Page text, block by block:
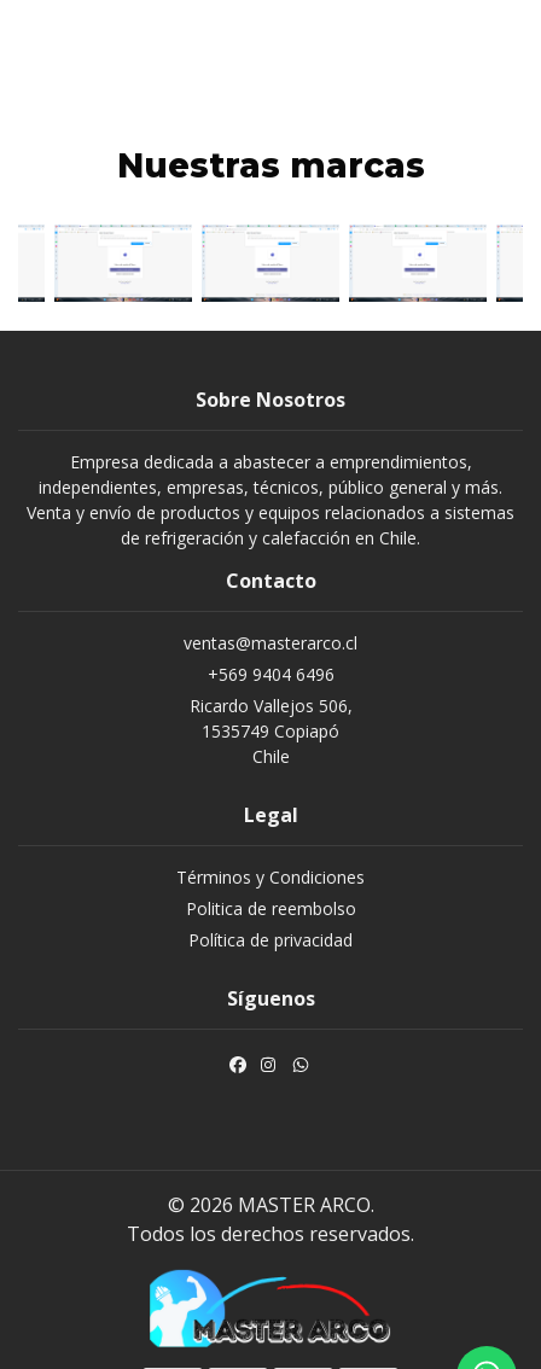
Nuestras marcas
Sobre Nosotros
Empresa dedicada a abastecer a emprendimientos,
independientes, empresas, técnicos, público general y más.
Venta y envío de productos y equipos relacionados a sistemas
de refrigeración y calefacción en Chile.
Contacto
ventas@masterarco.cl
+569 9404 6496
Ricardo Vallejos 506,
1535749 Copiapó
Chile
Legal
Términos y Condiciones
Politica de reembolso
Política de privacidad
Síguenos
© 2026 MASTER ARCO.
Todos los derechos reservados.